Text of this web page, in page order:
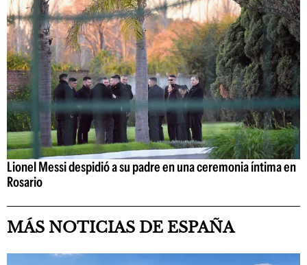
Lionel Messi despidió a su padre en una ceremonia íntima en
Rosario
MÁS NOTICIAS DE ESPAÑA